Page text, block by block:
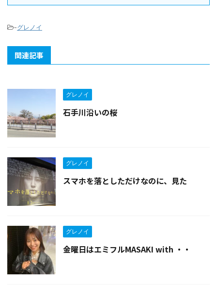
-グレノイ
関連記事
グレノイ
石手川沿いの桜
グレノイ
スマホを落としただけなのに、見た
グレノイ
金曜日はエミフルMASAKI with ・・